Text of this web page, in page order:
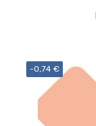
-0,74 €